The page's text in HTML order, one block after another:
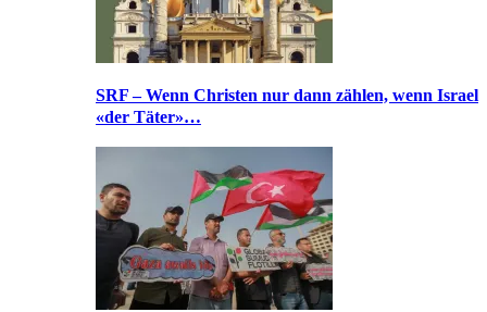
SRF – Wenn Christen nur dann zählen, wenn Israel
«der Täter»…